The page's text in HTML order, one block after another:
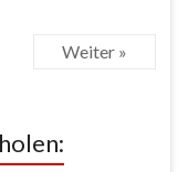
Weiter »